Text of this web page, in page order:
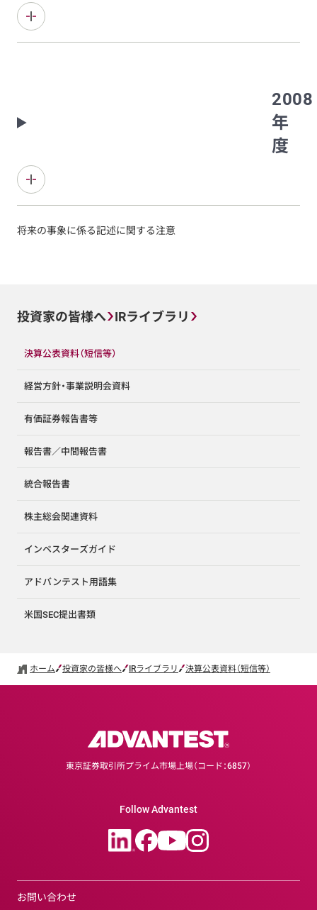
2008
年
度
将来の事象に係る記述に関する注意
投資家の皆様へ IRライブラリ
決算公表資料（短信等）
経営方針・事業説明会資料
有価証券報告書等
報告書／中間報告書
統合報告書
株主総会関連資料
インベスターズガイド
アドバンテスト用語集
米国SEC提出書類
ホーム 投資家の皆様へ IRライブラリ 決算公表資料（短信等）
東京証券取引所プライム市場上場（コード：6857）
Follow Advantest
お問い合わせ